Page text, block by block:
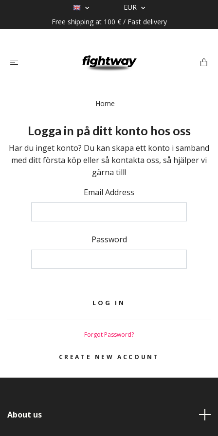
EUR
Free shipping at 100 € / Fast delivery
Home
Logga in på ditt konto hos oss
Har du inget konto? Du kan skapa ett konto i samband
med ditt första köp eller så kontakta oss, så hjälper vi
gärna till!
Email Address
Password
Forgot Password?
CREATE NEW ACCOUNT
About us